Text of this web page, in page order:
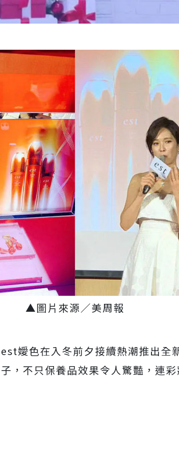
▲圖片來源／美周報
嬡色在入冬前夕接續熱潮推出全
，不只保養品效果令人驚豔，連